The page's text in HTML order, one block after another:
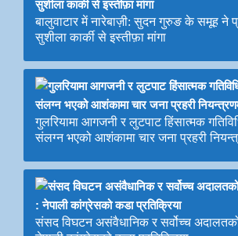
बालुवाटार में नारेबाज़ी: सुदन गुरुङ के समूह ने
सुशीला कार्की से इस्तीफ़ा मांगा
गुलरियामा आगजनी र लुटपाट हिंसात्मक
संलग्न भएको आशंकामा चार जना प्रहरी
संसद विघटन असंवैधानिक र सर्वोच्च अदालतको